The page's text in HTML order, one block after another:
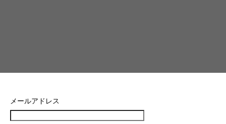
メールアドレス